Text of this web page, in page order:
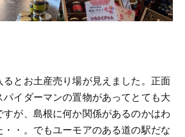
るとお土産売り場が見えました。正面
イダーマンの置物があってとても大
すが、島根に何か関係があるのかはわ
・。でもユーモアのある道の駅だな